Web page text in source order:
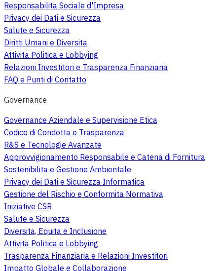
Responsabilita Sociale d'Impresa
Privacy dei Dati e Sicurezza
Salute e Sicurezza
Diritti Umani e Diversita
Attivita Politica e Lobbying
Relazioni Investitori e Trasparenza Finanziaria
FAQ e Punti di Contatto
Governance
Governance Aziendale e Supervisione Etica
Codice di Condotta e Trasparenza
R&S e Tecnologie Avanzate
Approvvigionamento Responsabile e Catena di Fornitura
Sostenibilita e Gestione Ambientale
Privacy dei Dati e Sicurezza Informatica
Gestione del Rischio e Conformita Normativa
Iniziative CSR
Salute e Sicurezza
Diversita, Equita e Inclusione
Attivita Politica e Lobbying
Trasparenza Finanziaria e Relazioni Investitori
Impatto Globale e Collaborazione